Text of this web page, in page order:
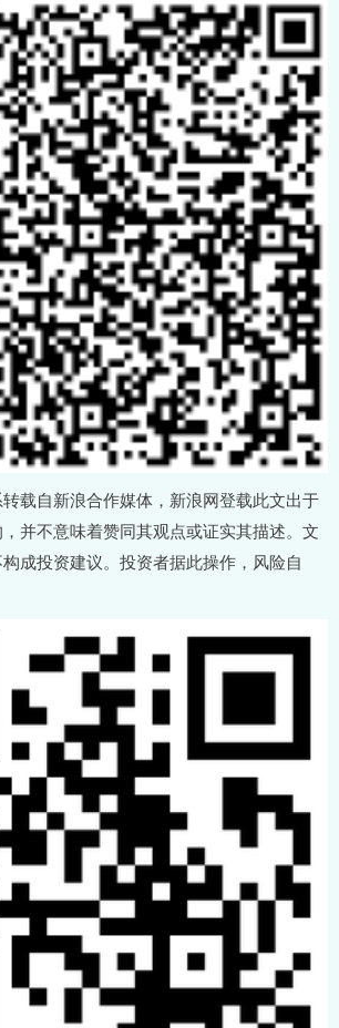
载自新浪合作媒体，新浪网登载此文出于
并不意味着赞同其观点或证实其描述。文
成投资建议。投资者据此操作，风险自